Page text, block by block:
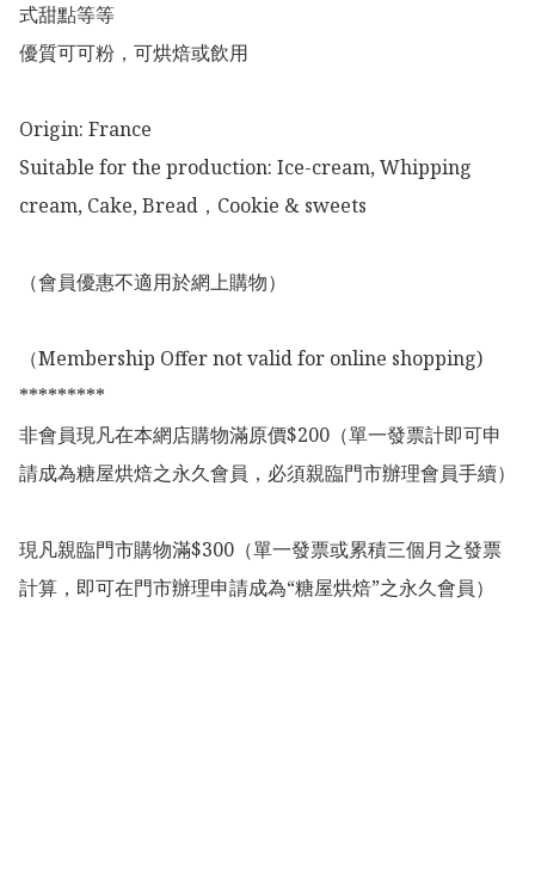
式甜點等等
優質可可粉，可烘焙或飲用
Origin: France
Suitable for the production: Ice-cream, Whipping
cream, Cake, Bread，Cookie & sweets
（會員優惠不適用於網上購物）
（Membership Offer not valid for online shopping)
*********
非會員現凡在本網店購物滿原價$200（單一發票計即可申
請成為糖屋烘焙之永久會員，必須親臨門市辦理會員手續）
現凡親臨門市購物滿$300（單一發票或累積三個月之發票
計算，即可在門市辦理申請成為“糖屋烘焙”之永久會員）